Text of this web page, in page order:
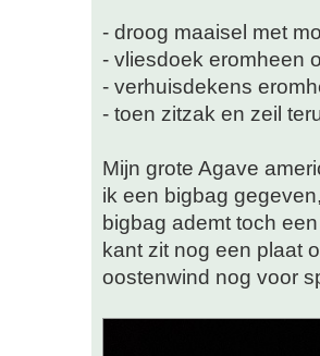
- droog maaisel met
- vliesdoek eromheen
- verhuisdekens
- toen zitzak en zeil
Mijn grote Agave
ik een bigbag
bigbag ademt toch
kant zit nog een plaat
oostenwind nog voor